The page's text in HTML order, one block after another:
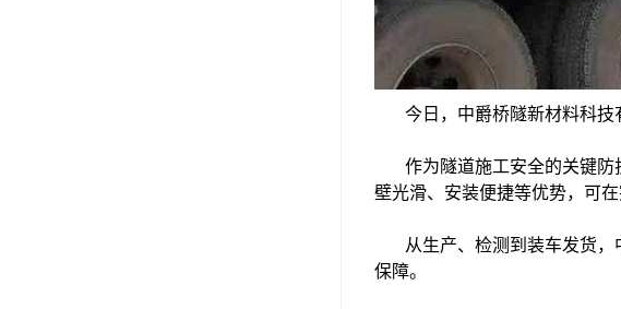
今日，中爵桥隧新材料科技
作为隧道施工安全的关键防
壁光滑、安装便捷等优势，可
从生产、检测到装车发货，
保障。